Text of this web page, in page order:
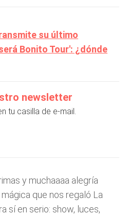
su último
Bonito Tour': ¿dónde
newsletter
tu casilla de e-mail.
y muchaaaa alegría
que nos regaló La
sí en serio: show, luces,